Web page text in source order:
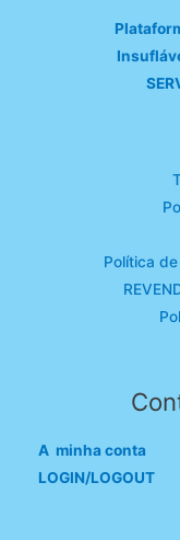
Política
A minha conta
LOGIN/LOGOUT